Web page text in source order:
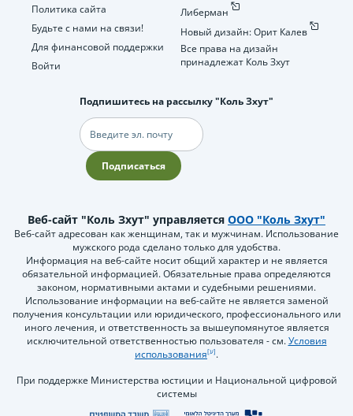
Политика сайта
Будьте с нами на связи!
Для финансовой поддержки
Войти
Либерман
Новый дизайн: Орит Калев
Все права на дизайн
принадлежат Коль Зхут
Подпишитесь на рассылку "Коль Зхут"
Электронная
почта
Подписаться
Веб-сайт "Коль Зхут" управляется ООО "Коль Зхут"
Веб-сайт адресован как женщинам, так и мужчинам. Использование
мужского рода сделано только для удобства.
Информация на веб-сайте носит общий характер и не является
обязательной информацией. Обязательные права определяются
законом, нормативными актами и судебными решениями.
Использование информации на веб-сайте не является заменой
получения консультации или юридического, профессионального или
иного лечения, и ответственность за вышеупомянутое является
исключительной ответственностью пользователя - см.Условия
использования
.
При поддержке Министерства юстиции и Национальной цифровой
системы